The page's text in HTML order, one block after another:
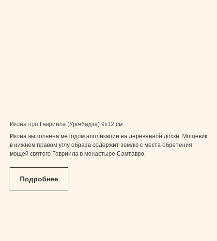
Икона прп Гавриила (Ургебадзе) 9x12 см
Икона выполнена методом аппликации на деревянной доске. Мощевик
в нижнем правом углу образа содержит землю с места обретения
мощей святого Гавриила в монастыре Самтавро.
Подробнее